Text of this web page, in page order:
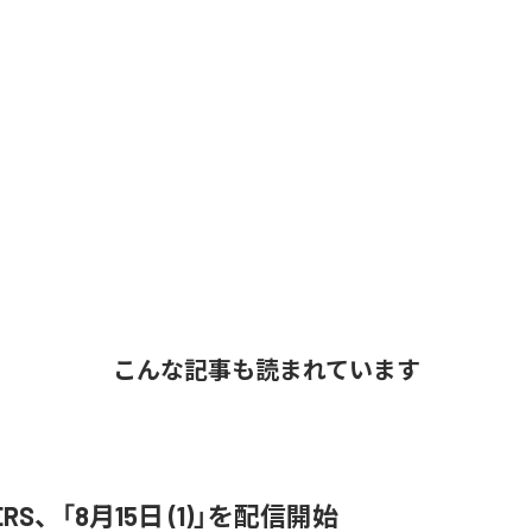
こんな記事も読まれています
、「8月15日 (1)」を配信開始